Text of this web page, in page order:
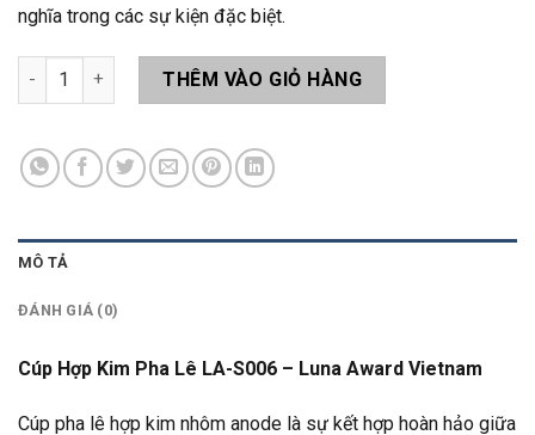
nghĩa trong các sự kiện đặc biệt.
Cúp Hợp Kim Pha Lê LA-S006 số lượng
THÊM VÀO GIỎ HÀNG
MÔ TẢ
ĐÁNH GIÁ (0)
Cúp Hợp Kim Pha Lê LA-S006 – Luna Award Vietnam
Cúp pha lê hợp kim nhôm anode là sự kết hợp hoàn hảo giữa